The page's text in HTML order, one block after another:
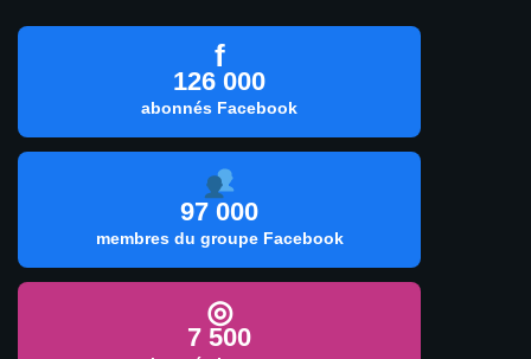
f
126 000
abonnés Facebook
97 000
membres du groupe Facebook
◎
7 500